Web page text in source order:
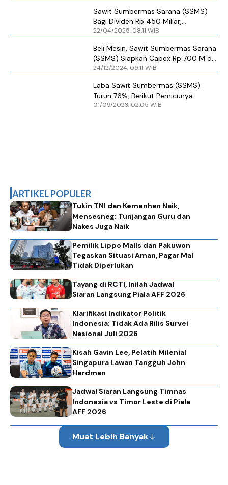
Sawit Sumbermas Sarana (SSMS)
Bagi Dividen Rp 450 Miliar,
Kembangkan Hilirisasi
22/04/2025, 08.11 WIB
Beli Mesin, Sawit Sumbermas Sarana
(SSMS) Siapkan Capex Rp 700 M di
2025
24/12/2024, 09.11 WIB
Laba Sawit Sumbermas (SSMS)
Turun 76%, Berikut Pemicunya
01/09/2023, 02.05 WIB
ARTIKEL POPULER
Tukin TNI dan Kemenhan Naik,
Mensesneg: Tunjangan Guru dan
Nakes Juga Naik
Pemilik Lippo Malls dan Pakuwon
Tegaskan Situasi Aman, Pagar Mal
Tidak Diperlukan
Tayang di RCTI, Inilah Jadwal
Siaran Langsung Piala AFF 2026
Klarifikasi Indikator Politik
Indonesia: Tidak Ada Rilis Survei
Nasional Juli 2026
Kisah Gavin Lee, Pelatih Milenial
Singapura Lawan Tangguh John
Herdman
Jadwal Siaran Langsung Timnas
Indonesia vs Timor Leste di Piala
AFF 2026
Muat Lebih Banyak